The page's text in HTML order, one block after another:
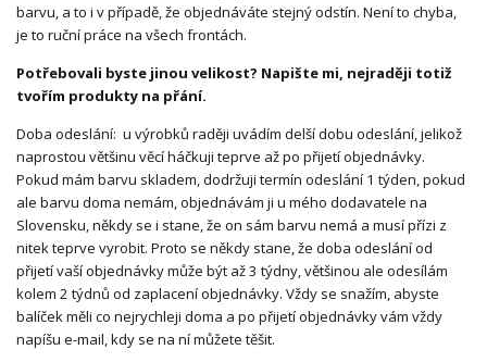
barvu, a to i v případě, že objednáváte stejný odstín. Není to chyba,
je to ruční práce na všech frontách.
Potřebovali byste jinou velikost? Napište mi, nejraději totiž
tvořím produkty na přání.
Doba odeslání: u výrobků raději uvádím delší dobu odeslání, jelikož
naprostou většinu věcí háčkuji teprve až po přijetí objednávky.
Pokud mám barvu skladem, dodržuji termín odeslání 1 týden, pokud
ale barvu doma nemám, objednávám ji u mého dodavatele na
Slovensku, někdy se i stane, že on sám barvu nemá a musí přízi z
nitek teprve vyrobit. Proto se někdy stane, že doba odeslání od
přijetí vaší objednávky může být až 3 týdny, většinou ale odesílám
kolem 2 týdnů od zaplacení objednávky. Vždy se snažím, abyste
balíček měli co nejrychleji doma a po přijetí objednávky vám vždy
napíšu e-mail, kdy se na ní můžete těšit.